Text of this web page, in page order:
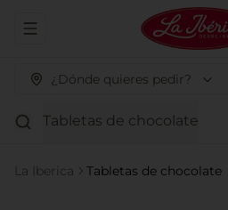
Abrir menu de navegación
¿Dónde quieres pedir?
Tabletas de chocolate
La Iberica Tabletas de chocolate